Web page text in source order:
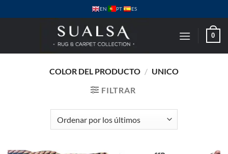
al
EN PT ES
0
COLOR DEL PRODUCTO / UNICO
FILTRAR